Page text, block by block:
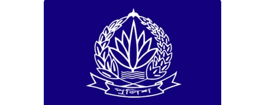
কবে শুরু হচ্ছে ঢাবির ভর্তি আবেদন, জানাল কর্তৃপক্ষ
যুক্তরাষ্ট্র থেকে আরও ২৩ বাংলাদেশিকে দেশে
ফেরত পাঠানো হলো